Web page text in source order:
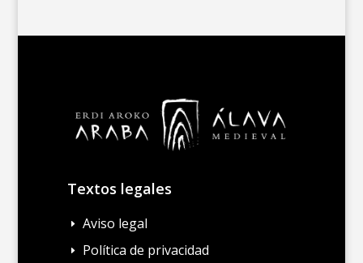
Textos legales
E Aviso legal
E Política de privacidad